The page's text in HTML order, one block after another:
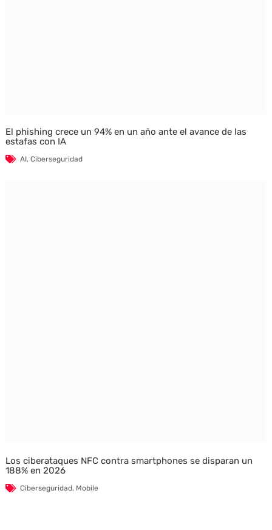
El phishing crece un 94% en un año ante el avance de las
estafas con IA
AI, Ciberseguridad
Los ciberataques NFC contra smartphones se disparan un
188% en 2026
Ciberseguridad, Mobile